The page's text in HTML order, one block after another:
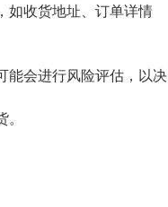
如收货地址、订单详情
能会进行风险评估，以决